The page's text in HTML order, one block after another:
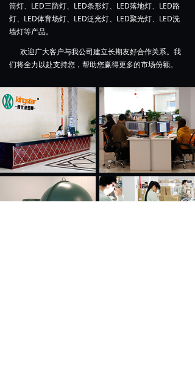
筒灯、LED三防灯、LED条形灯、LED落地灯、LED路
灯、LED体育场灯、LED泛光灯、LED聚光灯、LED洗
墙灯等产品。
欢迎广大客户与我公司建立长期友好合作关系。我
们将全力以赴支持您，帮助您赢得更多的市场份额。